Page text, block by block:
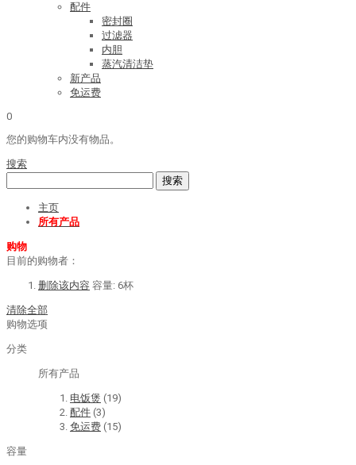
配件
密封圈
过滤器
内胆
蒸汽清洁垫
新产品
免运费
0
您的购物车内没有物品。
搜索
搜索
主页
所有产品
购物
目前的购物者：
删除该内容 容量: 6杯
清除全部
购物选项
分类
所有产品
电饭煲 (19)
配件 (3)
免运费 (15)
容量